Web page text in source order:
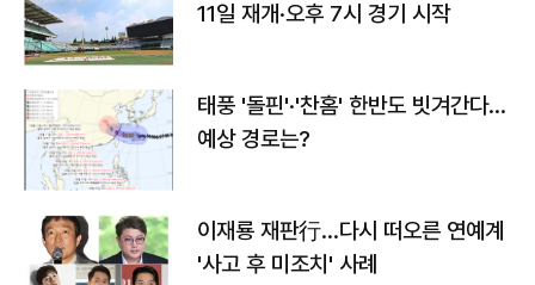
11일 재개·오후 7시 경기 시작
태풍 '돌핀'·'찬홈' 한반도 빗겨간다…
예상 경로는?
이재룡 재판行…다시 떠오른 연예계
'사고 후 미조치' 사례